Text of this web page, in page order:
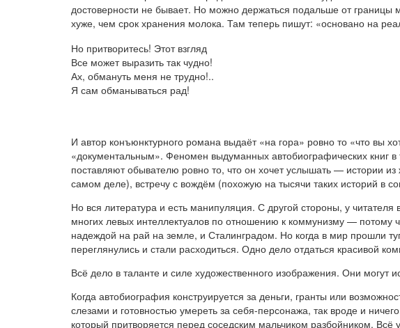
достоверности не бывает. Но можно держаться подальше от границы
хуже, чем срок хранения молока. Там теперь пишут: «основано на
Но притворитесь! Этот взгляд
Все может выразить так чудно!
Ах, обмануть меня не трудно!..
Я сам обманываться рад!
И автор конъюнктурного романа выдаёт «на гора» ровно то «что вы
«документальным». Феномен выдуманных автобиографических книг
поставляют обывателю ровно то, что он хочет услышать — истории
самом деле), встречу с вождём (похожую на тысячи таких историй в
Но вся литература и есть манипуляция. С другой стороны, у читателя
многих левых интеллектуалов по отношению к коммунизму — потому
надеждой на рай на земле, и Сталинградом. Но когда в мир прошли
переглянулись и стали расходиться. Одно дело отдаться красивой
Всё дело в таланте и силе художественного изображения. Они
Когда автобиография конструируется за деньги, гранты или
слезами и готовностью умереть за себя-персонажа, так вроде и
который притворяется перед соседским мальчиком разбойником.